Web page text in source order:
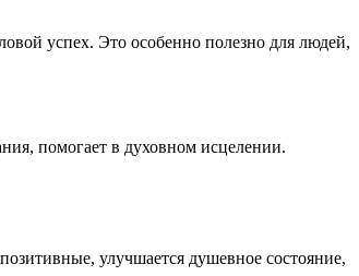
успех. Это особенно полезно для людей,
помогает в духовном исцелении.
улучшается душевное состояние,